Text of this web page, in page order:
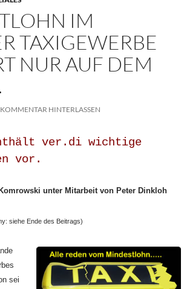
IM
TAXIGEWERBE
NUR AUF DEM
KOMMENTAR HINTERLASSEN
ver.di wichtige
vor.
unter Mitarbeit von Peter Dinkloh
siehe Ende des Beitrags)
sei